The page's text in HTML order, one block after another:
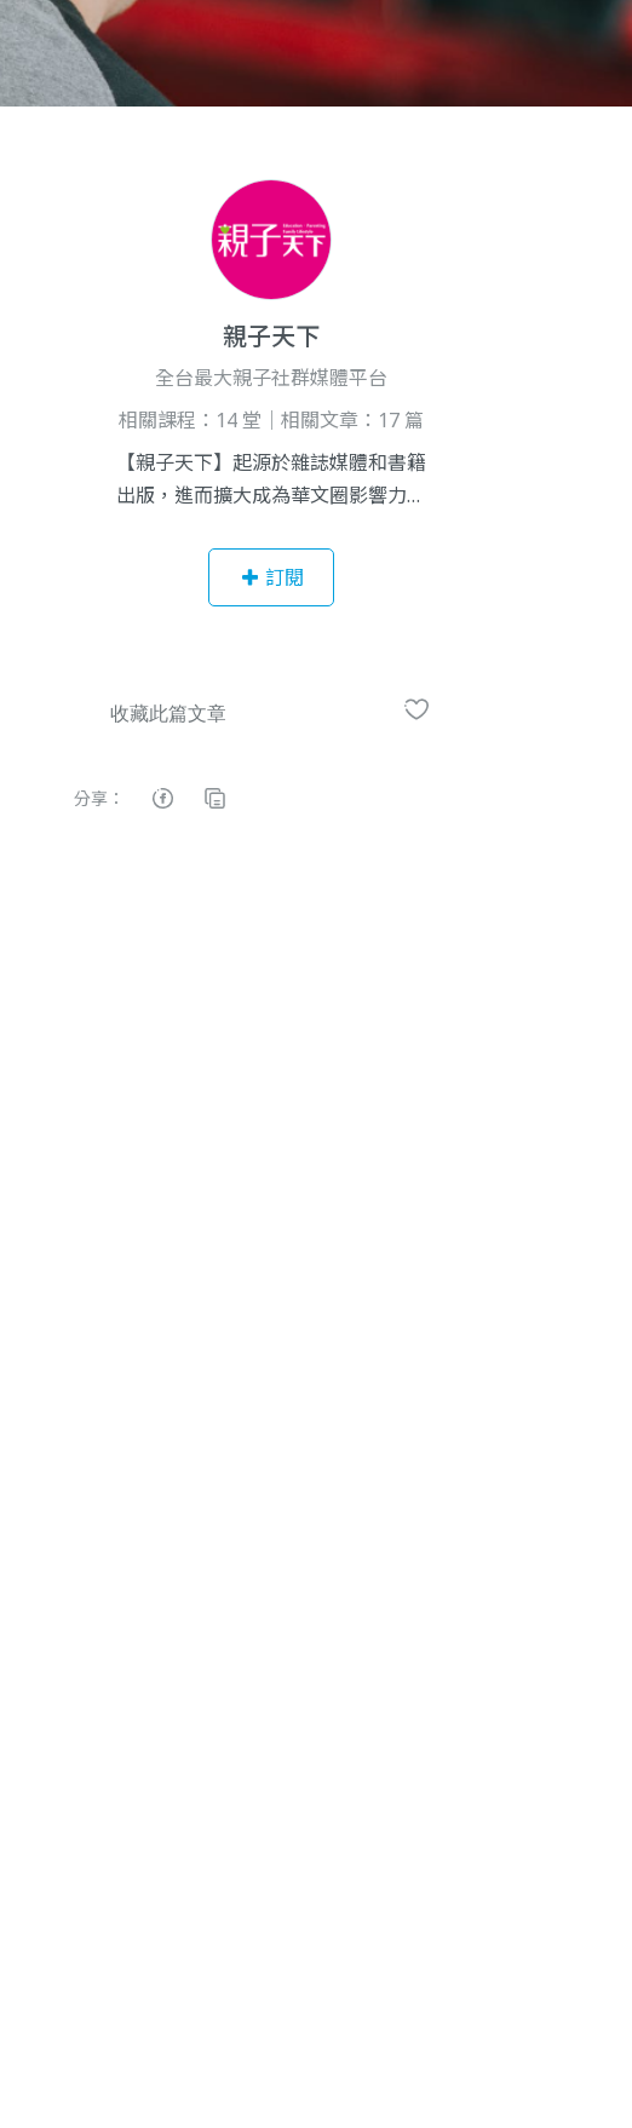
親子天下
全台最大親子社群媒體平台
相關課程：14 堂｜相關文章：17 篇
【親子天下】起源於雜誌媒體和書籍
出版，進而擴大成為華文圈影響力最
的親子社群平台。 自2018年創刊開
始，定期為所有關心下一代未來的父
親子天下雜誌報導聚焦於「學習與教
務家有5-15歲小孩的父母，以及中小
訂閱
分享：